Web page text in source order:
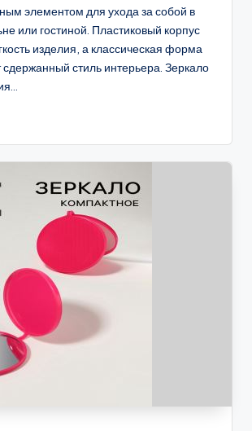
элементом для ухода за собой в
или гостиной. Пластиковый корпус
изделия, а классическая форма
сдержанный стиль интерьера. Зеркало